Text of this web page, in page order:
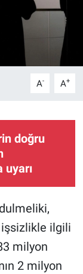
A- A+
doğru
uyarı
ilgili
milyon
2 milyon